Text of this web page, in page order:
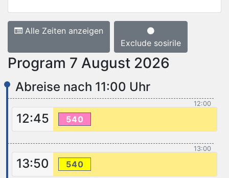
Alle Zeiten anzeigen
Exclude sosirile
Program 7 August 2026
Abreise nach 11:00 Uhr
12:00
12:45 540
13:00
13:50 540